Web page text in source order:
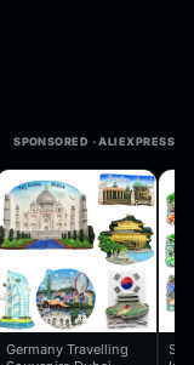
SPONSORED · ALIEXPRESS
Germany Travelling